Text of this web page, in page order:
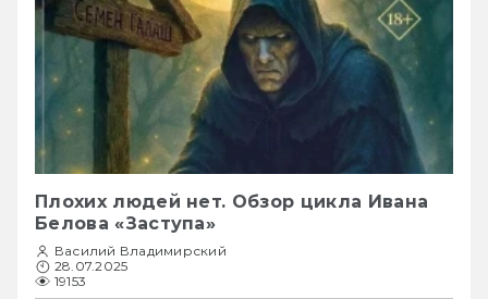
Плохих людей нет. Обзор цикла Ивана
Белова «Заступа»
Василий Владимирский
28.07.2025
19153